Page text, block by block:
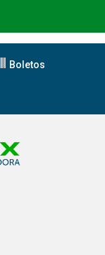
Boletos